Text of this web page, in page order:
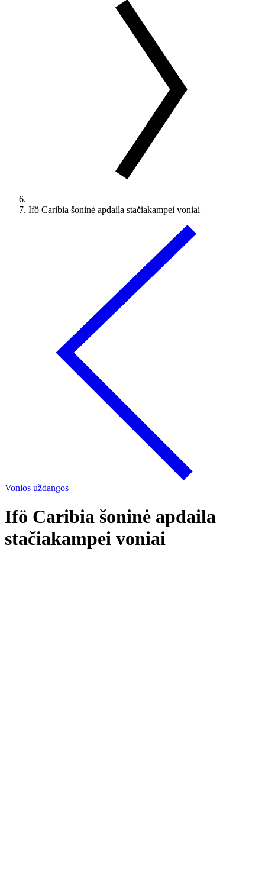
Ifö Caribia šoninė apdaila stačiakampei voniai
Vonios uždangos
Ifö Caribia šoninė apdaila
stačiakampei voniai